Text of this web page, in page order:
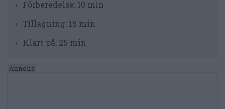
Förberedelse: 10 min
Tillagning: 15 min
Klart på: 25 min